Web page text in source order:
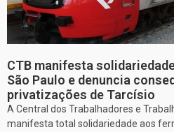
CTB manifesta
São Paulo e denuncia
privatizações de Tarcísio
A Central dos Trabalhadores e
manifesta total solidariedade aos